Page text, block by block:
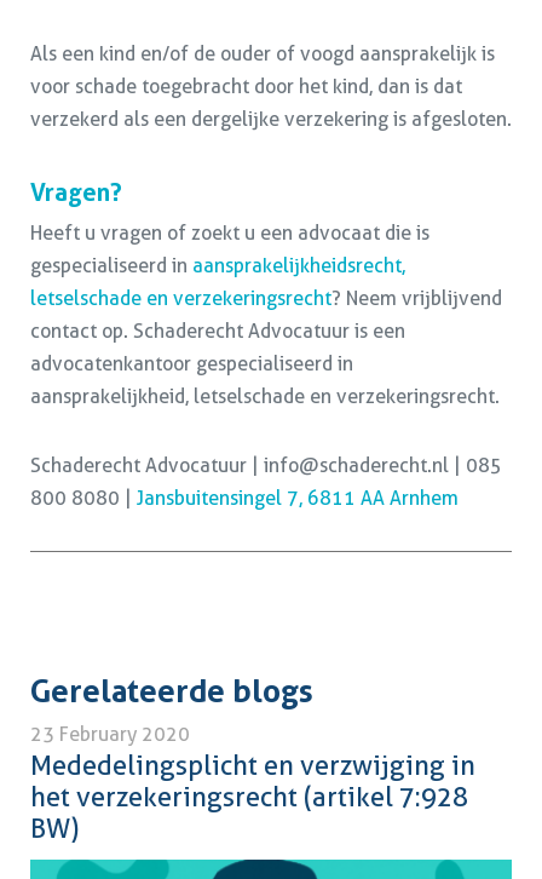
Als een kind en/of de ouder of voogd aansprakelijk is
voor schade toegebracht door het kind, dan is dat
verzekerd als een dergelijke verzekering is afgesloten.
Vragen?
Heeft u vragen of zoekt u een advocaat die is
gespecialiseerd in aansprakelijkheidsrecht,
letselschade en verzekeringsrecht? Neem vrijblijvend
contact op. Schaderecht Advocatuur is een
advocatenkantoor gespecialiseerd in
aansprakelijkheid, letselschade en verzekeringsrecht.
Schaderecht Advocatuur | info@schaderecht.nl | 085
800 8080 |
Jansbuitensingel 7, 6811 AA Arnhem
Gerelateerde blogs
23 February 2020
Mededelingsplicht en verzwijging in
het verzekeringsrecht (artikel 7:928
BW)